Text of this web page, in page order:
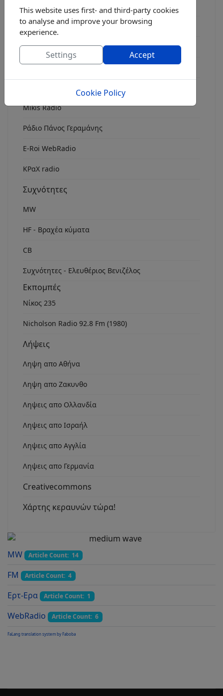
Ράδιο fm7
Radio FM 8
Rock Fm Chania
ΕρτOpen 106.7
Mikis Radio
Ράδιο Πάνος Γεραμάνης
Ε-Roi WebRadio
ΚΡαΧ radio
Συχνότητες
MW
HF - Βραχέα κύματα
CB
Συχνότητες - Ελευθέριος Βενιζέλος
Εκπομπές
Νίκος 235
Nicholson Radio 92.8 Fm (1980)
Λήψεις
Ληψη απο Αθήνα
Ληψη απο Ζακυνθο
Ληψεις απο Ολλανδία
Ληψεις απο Ισραήλ
Ληψεις απο Αγγλία
Ληψεις απο Γερμανία
Creativecommons
Χάρτης κεραυνών τώρα!
MW Article Count: 14
FM Article Count: 4
Ερτ-Ερα Article Count: 1
WebRadio Article Count: 6
FaLang translation system by Faboba
This website uses first- and third-party cookies
to analyse and improve your browsing
experience.
Settings Accept
Cookie Policy